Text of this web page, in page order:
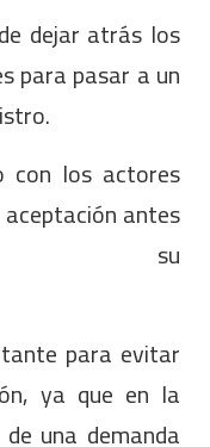
dejar atrás los
para pasar a un
con los actores
antes
para evitar
ya que en la
una demanda